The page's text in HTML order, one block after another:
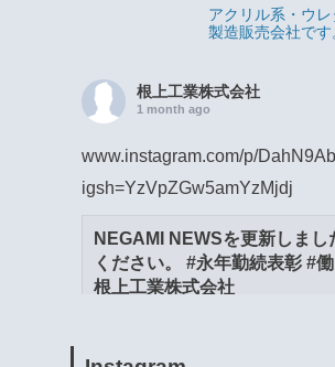
アクリル系・ウ
製造販売会社です
根上工業株式会社
1 month ago
www.instagram.com/p/
igsh=YzVpZGw5amYzMjdj
NEGAMI NEWSを更新しまし
ください。 #永年勤続表彰 #
根上工業株式会社
View on Facebook